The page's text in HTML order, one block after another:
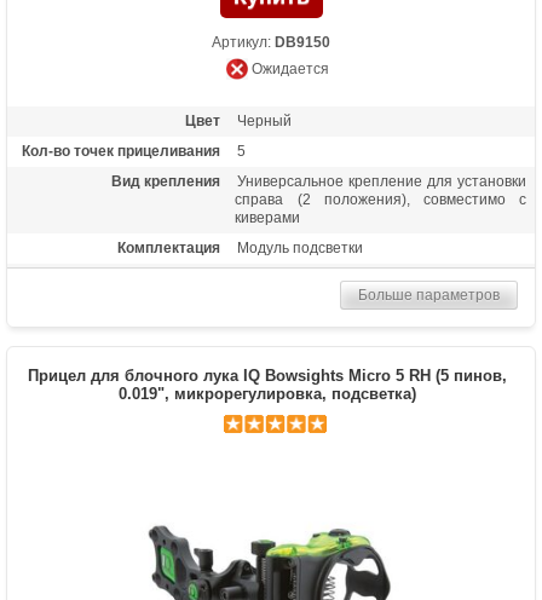
Артикул: DB9150
Ожидается
Цвет
Черный
Кол-во точек прицеливания
5
Вид крепления
Универсальное крепление для установки
справа (2 положения), совместимо с
киверами
Комплектация
Модуль подсветки
Алюминиевый сплав Т6 6061
Яркие удлиненные метки из оптоволокна
толщиной 0.019 дюйма, пузырьковый и
3D уровень Retina Lock, регулировка по 3
микрорегулировки, ближе-дальше
отверстиями под винты), настройка без
использования инструментов
Больше параметров
Прицел для блочного лука IQ Bowsights Micro 5 RH (5 пинов,
0.019", микрорегулировка, подсветка)